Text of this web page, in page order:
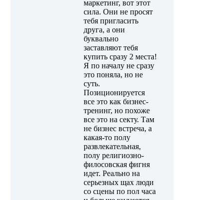
маркетинг, вот этот
сила. Они не просят
тебя пригласить
друга, а они
буквально
заставляют тебя
купить сразу 2 места!
Я по началу не сразу
это поняла, но не
суть.
Позиционируется
все это как бизнес-
тренинг, но похоже
все это на секту. Там
не бизнес встреча, а
какая-то полу
развлекательная,
полу религиозно-
филосовская фигня
идет. Реально на
серьезных щах люди
со сцены по пол часа